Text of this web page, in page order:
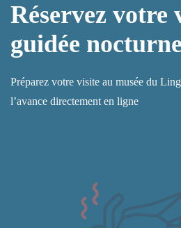
Réservez votre
guidée nocturne
Préparez votre visite au musée du
l’avance directement en ligne